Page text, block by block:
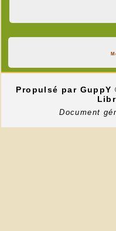
Propulsé par GuppY
Document